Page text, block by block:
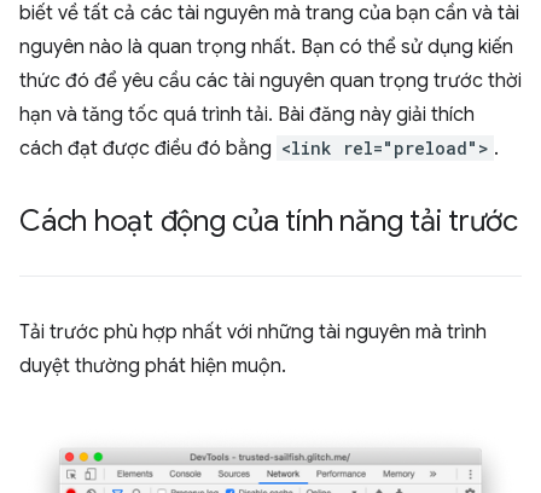
biết về tất cả các tài nguyên mà trang của bạn cần và tài
nguyên nào là quan trọng nhất. Bạn có thể sử dụng kiến
thức đó để yêu cầu các tài nguyên quan trọng trước thời
hạn và tăng tốc quá trình tải. Bài đăng này giải thích
cách đạt được điều đó bằng <link rel="preload"> .
Cách hoạt động của tính năng tải trước
Tải trước phù hợp nhất với những tài nguyên mà trình
duyệt thường phát hiện muộn.